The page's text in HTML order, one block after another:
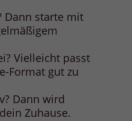
Dann starte mit
Vielleicht passt
Format gut zu
Dann wird
Zuhause.